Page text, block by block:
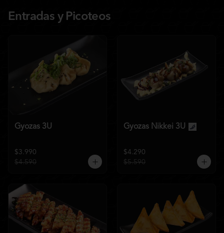
Entradas y Picoteos
Gyozas 3U
$3.990
$4.590
Gyozas Nikkei 3U
$4.290
$5.590